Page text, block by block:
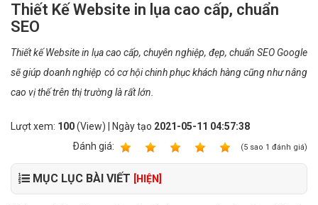
Thiết Kế Website in lụa cao cấp, chuẩn
SEO
Thiết kế Website in lụa cao cấp, chuyên nghiệp, đẹp, chuẩn SEO Google
sẽ giúp doanh nghiệp có cơ hội chinh phục khách hàng cũng như nâng
cao vị thế trên thị trường là rất lớn.
Lượt xem: 100(View) | Ngày tạo 2021-05-11 04:57:38
Ðánh giá:
(5 sao 1 đánh giá)
MỤC LỤC BÀI VIẾT [HIỆN]